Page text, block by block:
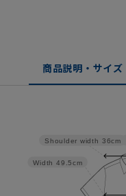
商品説明・サイズ
Width 49.5cm
Shoulder width 36cm